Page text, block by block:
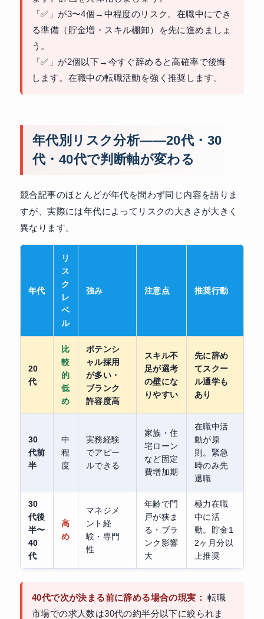
「✅」が3〜4個→中程度のリスク。在職中にでき
る準備（貯金増・スキル棚卸）を先に進めましょ
う。
「✅」が2個以下→今すぐ辞めると高確率で後悔
します。在職中の転職活動を強く推奨します。
年代別リスク分析——20代・30
代・40代で判断軸が変わる
競合記事のほとんどが年代を問わず同じ内容を語りま
すが、実際には年代によってリスクの大きさが大きく
異なります。
年代
リ
ス
ク
レ
ベ
ル
強み 注意点 推奨行動
20
代
比
較
的
低
め
ポテンシ
ャル採用
が多い・
ブランク
許容度高
スキル不
足が選考
の壁にな
りやすい
先に辞め
てスクー
ル通学も
あり
30
代前
半
中
程
度
実務経験
でアピー
ルできる
家族・住
宅ローン
など固定
費増加期
在職中活
動が原
則。緊急
時のみ先
退職
30
代後
半〜
40
代
高
め
マネジメ
ント経
験・専門
性
年齢で門
戸が狭ま
る・ブラ
ンク影響
大
極力在職
中に活
動。貯金1
2ヶ月分以
上推奨
40代で次が決まる前に辞める場合の現実：
転職
市場での求人数は30代の約半分以下に絞られま